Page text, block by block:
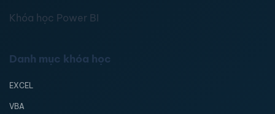
Khóa học Power BI
Danh mục khóa học
EXCEL
VBA